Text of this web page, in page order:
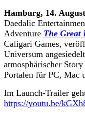
Hamburg, 14.
Daedalic
Adventure The Great
Caligari Games,
Universum
atmosphärischer
Portalen für PC, Mac
Im Launch-Trailer
https://youtu.be/